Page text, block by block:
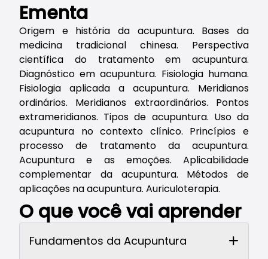
Ementa
Origem e história da acupuntura. Bases da
medicina tradicional chinesa. Perspectiva
científica do tratamento em acupuntura.
Diagnóstico em acupuntura. Fisiologia humana.
Fisiologia aplicada a acupuntura. Meridianos
ordinários. Meridianos extraordinários. Pontos
extrameridianos. Tipos de acupuntura. Uso da
acupuntura no contexto clínico. Princípios e
processo de tratamento da acupuntura.
Acupuntura e as emoções. Aplicabilidade
complementar da acupuntura. Métodos de
aplicações na acupuntura. Auriculoterapia.
O que você vai aprender
Fundamentos da Acupuntura